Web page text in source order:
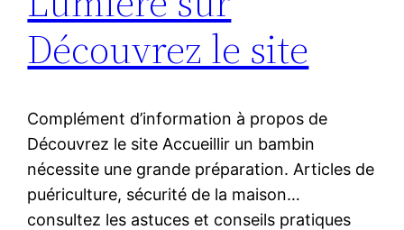
Découvrez le site
Complément d’information à propos de
Découvrez le site Accueillir un bambin
nécessite une grande préparation. Articles de
puériculture, sécurité de la maison…
consultez les astuces et conseils pratiques